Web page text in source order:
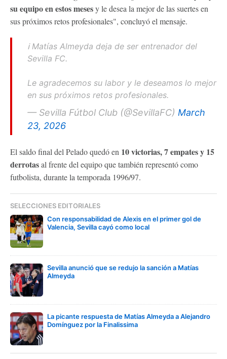
su equipo en estos mesesy le desea la mejor de las suertes en
sus próximos retos profesionales", concluyó el mensaje.
ℹ️ Matías Almeyda deja de ser entrenador del
Sevilla FC.
Le agradecemos su labor y le deseamos lo mejor
en sus próximos retos profesionales.
— Sevilla Fútbol Club (@SevillaFC) March
23, 2026
El saldo final del Pelado quedó en 10 victorias, 7 empates y 15
derrotasal frente del equipo que también representó como
futbolista, durante la temporada 1996/97.
SELECCIONES EDITORIALES
Con responsabilidad de Alexis en el primer gol de
Valencia, Sevilla cayó como local
Sevilla anunció que se redujo la sanción a Matías
Almeyda
La picante respuesta de Matías Almeyda a Alejandro
Domínguez por la Finalissima